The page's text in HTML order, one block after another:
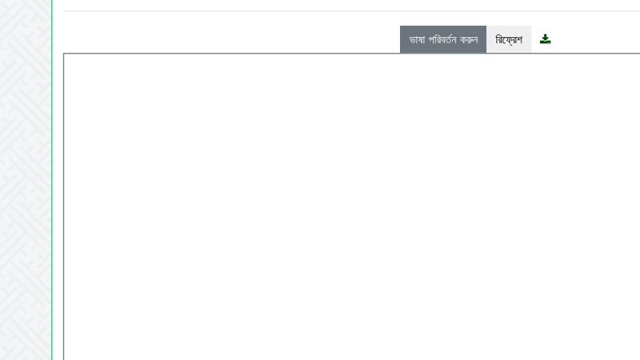
ভাষা পরিবর্তন করুন রিফ্রেশ